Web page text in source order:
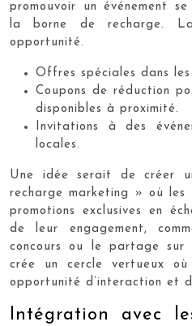
promouvoir un événement
la borne de recharge.
opportunité.
Offres spéciales dans
Coupons de réduction
disponibles à proximité.
Invitations à des
locales.
Une idée serait de créer
recharge marketing » où
promotions exclusives en
de leur engagement,
concours ou le partage sur
crée un cercle vertueux
opportunité d’interaction et
Intégration avec